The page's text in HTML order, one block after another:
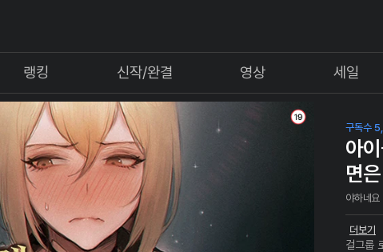
랭킹 신작/완결 영상 세일
구독수
아
면
야하네요
더보기
걸그룹